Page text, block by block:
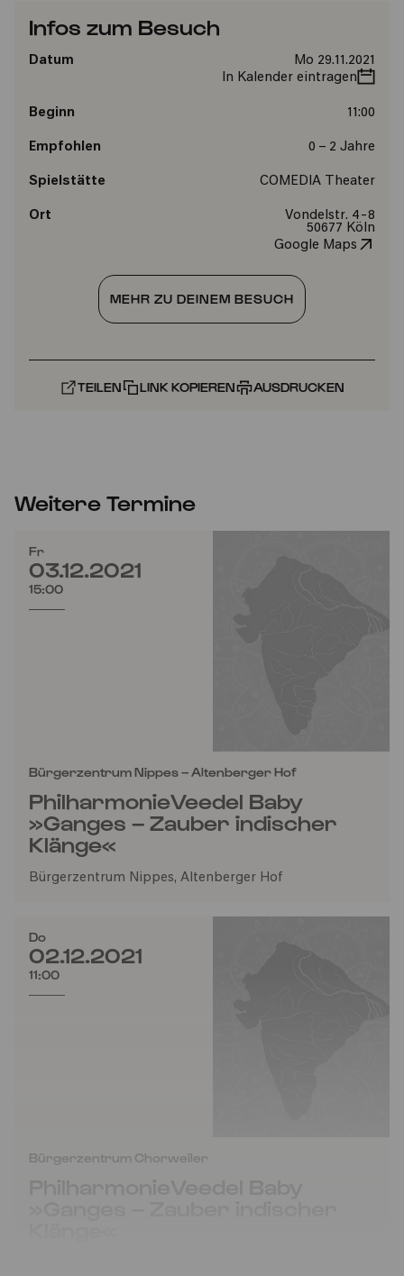
Infos zum Besuch
Datum
Mo 29.11.2021
In Kalender eintragen
Beginn 11:00
Empfohlen 0 – 2 Jahre
Spielstätte COMEDIA Theater
Ort
Vondelstr. 4-8
50677 Köln
Google Maps
MEHR ZU DEINEM BESUCH
TEILEN LINK KOPIEREN AUSDRUCKEN
Weitere Termine
Fr
03.12.2021
15:00
Bürgerzentrum Nippes – Altenberger Hof
PhilharmonieVeedel Baby
»Ganges – Zauber indischer
Klänge«
Bürgerzentrum Nippes, Altenberger Hof
Do
02.12.2021
11:00
Bürgerzentrum Chorweiler